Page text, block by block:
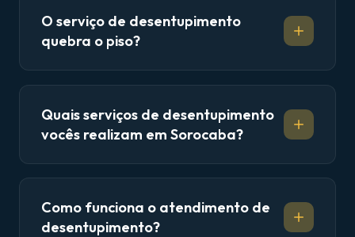
O serviço de desentupimento
quebra o piso?
Quais serviços de desentupimento
vocês realizam em Sorocaba?
Como funciona o atendimento de
desentupimento?